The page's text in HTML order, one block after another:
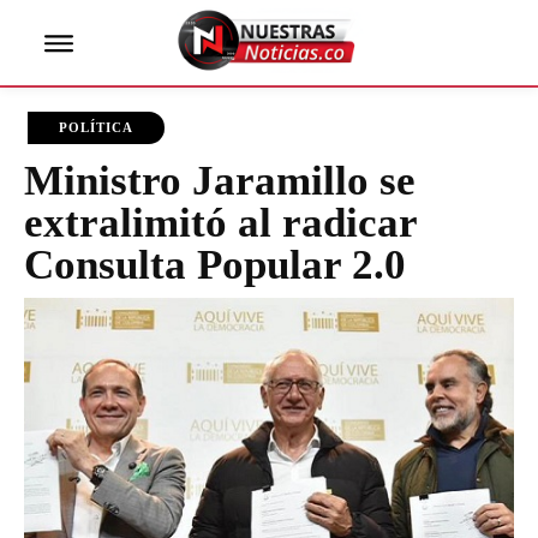
POLÍTICA
Ministro Jaramillo se
extralimitó al radicar
Consulta Popular 2.0